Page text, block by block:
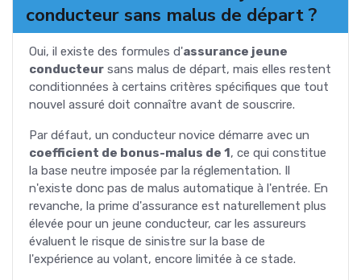
conducteur sans malus de départ ?
Oui, il existe des formules d'assurance jeune
conducteur sans malus de départ, mais elles restent
conditionnées à certains critères spécifiques que tout
nouvel assuré doit connaître avant de souscrire.
Par défaut, un conducteur novice démarre avec un
coefficient de bonus-malus de 1, ce qui constitue
la base neutre imposée par la réglementation. Il
n'existe donc pas de malus automatique à l'entrée. En
revanche, la prime d'assurance est naturellement plus
élevée pour un jeune conducteur, car les assureurs
évaluent le risque de sinistre sur la base de
l'expérience au volant, encore limitée à ce stade.